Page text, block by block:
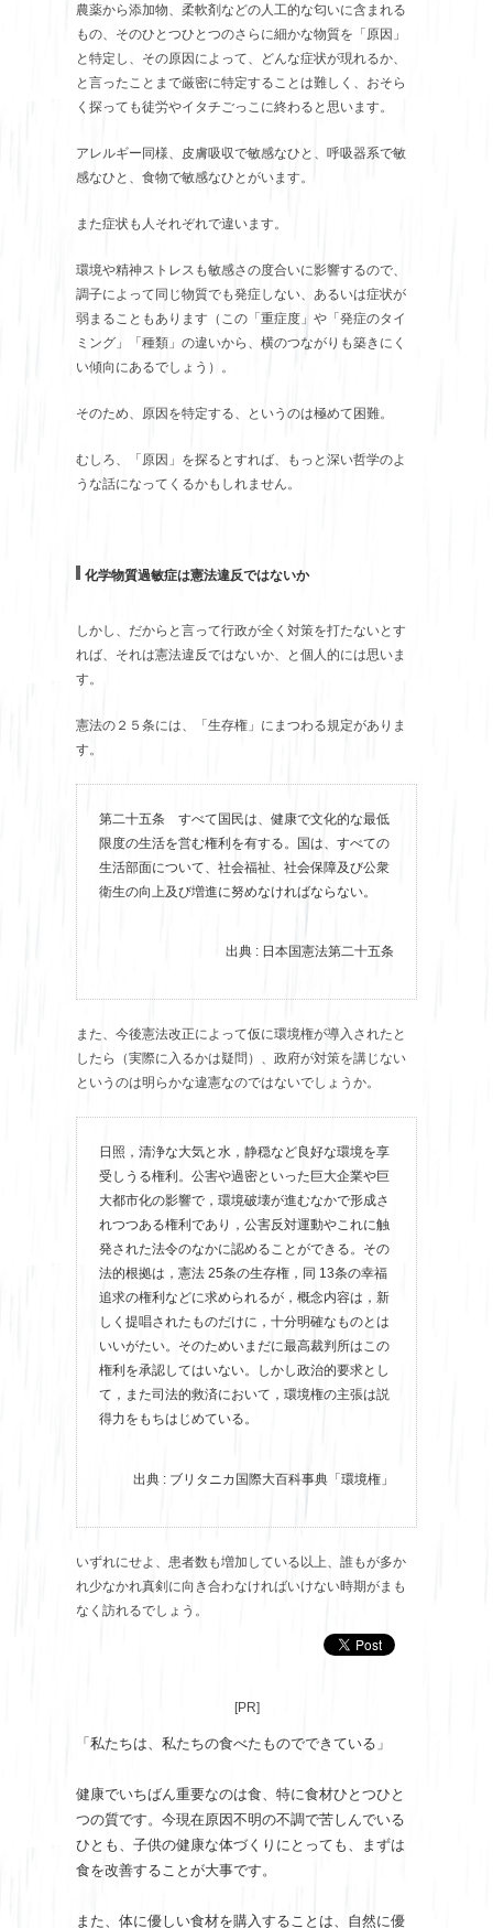
農薬から添加物、柔軟剤などの人工的な匂いに含まれる
もの、そのひとつひとつのさらに細かな物質を「原因」
と特定し、その原因によって、どんな症状が現れるか、
と言ったことまで厳密に特定することは難しく、おそら
く探っても徒労やイタチごっこに終わると思います。
アレルギー同様、皮膚吸収で敏感なひと、呼吸器系で敏
感なひと、食物で敏感なひとがいます。
また症状も人それぞれで違います。
環境や精神ストレスも敏感さの度合いに影響するので、
調子によって同じ物質でも発症しない、あるいは症状が
弱まることもあります（この「重症度」や「発症のタイ
ミング」「種類」の違いから、横のつながりも築きにく
い傾向にあるでしょう）。
そのため、原因を特定する、というのは極めて困難。
むしろ、「原因」を探るとすれば、もっと深い哲学のよ
うな話になってくるかもしれません。
化学物質過敏症は憲法違反ではないか
しかし、だからと言って行政が全く対策を打たないとす
れば、それは憲法違反ではないか、と個人的には思いま
す。
憲法の２５条には、「生存権」にまつわる規定がありま
す。
第二十五条 すべて国民は、健康で文化的な最低
限度の生活を営む権利を有する。国は、すべての
生活部面について、社会福祉、社会保障及び公衆
衛生の向上及び増進に努めなければならない。
出典 : 日本国憲法第二十五条
また、今後憲法改正によって仮に環境権が導入されたと
したら（実際に入るかは疑問）、政府が対策を講じない
というのは明らかな違憲なのではないでしょうか。
日照，清浄な大気と水，静穏など良好な環境を享
受しうる権利。公害や過密といった巨大企業や巨
大都市化の影響で，環境破壊が進むなかで形成さ
れつつある権利であり，公害反対運動やこれに触
発された法令のなかに認めることができる。その
法的根拠は，憲法 25条の生存権，同 13条の幸福
追求の権利などに求められるが，概念内容は，新
しく提唱されたものだけに，十分明確なものとは
いいがたい。そのためいまだに最高裁判所はこの
権利を承認してはいない。しかし政治的要求とし
て，また司法的救済において，環境権の主張は説
得力をもちはじめている。
出典 : ブリタニカ国際大百科事典「環境権」
いずれにせよ、患者数も増加している以上、誰もが多か
れ少なかれ真剣に向き合わなければいけない時期がまも
なく訪れるでしょう。
[PR]
「私たちは、私たちの食べたものでできている」
健康でいちばん重要なのは食、特に食材ひとつひと
つの質です。今現在原因不明の不調で苦しんでいる
ひとも、子供の健康な体づくりにとっても、まずは
食を改善することが大事です。
また、体に優しい食材を購入することは、自然に優